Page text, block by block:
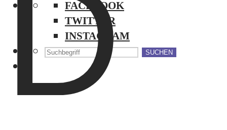
FACEBOOK
TWITTER
INSTAGRAM
SUCHEN
D